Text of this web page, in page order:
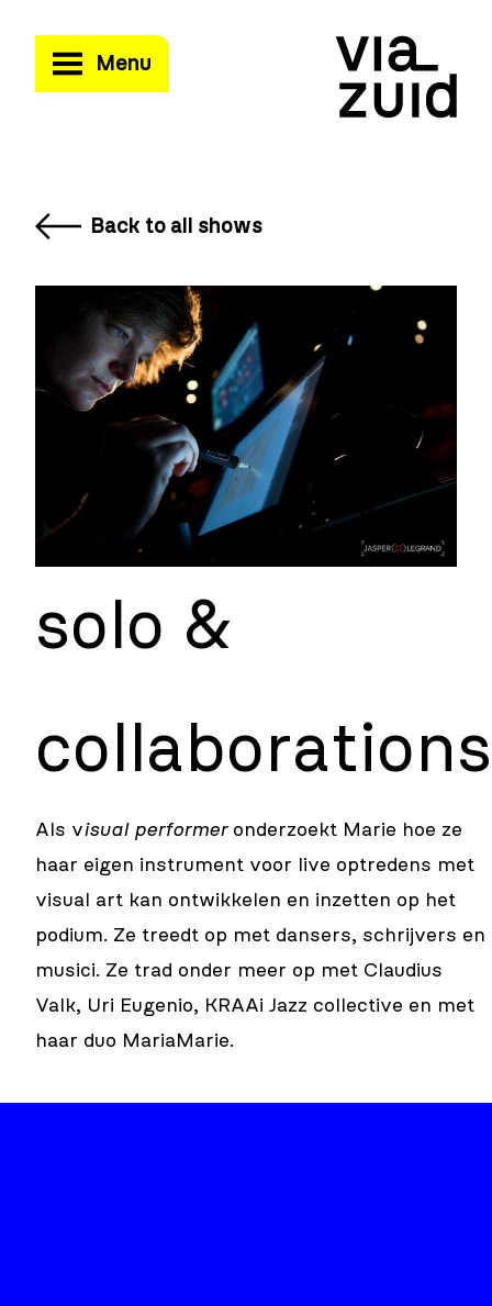
Menu
Back to all shows
solo &
collaborations
Als visual performeronderzoekt Marie hoe ze
haar eigen instrument voor live optredens met
visual art kan ontwikkelen en inzetten op het
podium. Ze treedt op met dansers, schrijvers en
musici. Ze trad onder meer op met Claudius
Valk, Uri Eugenio, KRAAi Jazz collective en met
haar duo MariaMarie.